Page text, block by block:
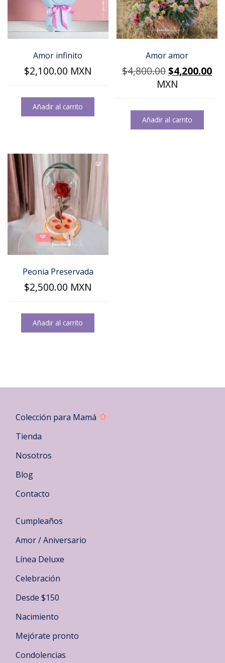
Amor infinito
$2,100.00 MXN
Añadir al carrito
Amor amor
$4,800.00Original
price
$4,800.00.
$4,200.00
MXN
Añadir al carrito
Peonia Preservada
$2,500.00 MXN
Añadir al carrito
Colección para Mamá
Tienda
Nosotros
Blog
Contacto
Cumpleaños
Amor / Aniversario
Línea Deluxe
Celebración
Desde $150
Nacimiento
Mejórate pronto
Condolencias